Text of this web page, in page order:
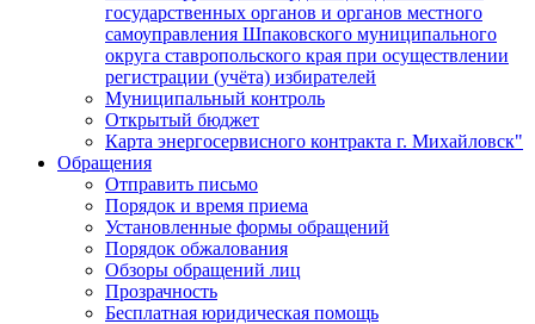
государственных органов и органов местного
самоуправления Шпаковского муниципального
округа ставропольского края при осуществлении
регистрации (учёта) избирателей
Муниципальный контроль
Открытый бюджет
Карта энергосервисного контракта г. Михайловск"
Обращения
Отправить письмо
Порядок и время приема
Установленные формы обращений
Порядок обжалования
Обзоры обращений лиц
Прозрачность
Бесплатная юридическая помощь